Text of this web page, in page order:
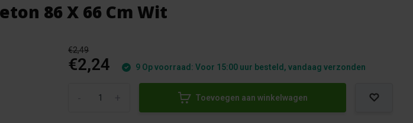
86 X 66 Cm Wit
€2,49
€2,24 9 Op voorraad: Voor 15:00 uur besteld, vandaag verzonden
Toevoegen aan winkelwagen